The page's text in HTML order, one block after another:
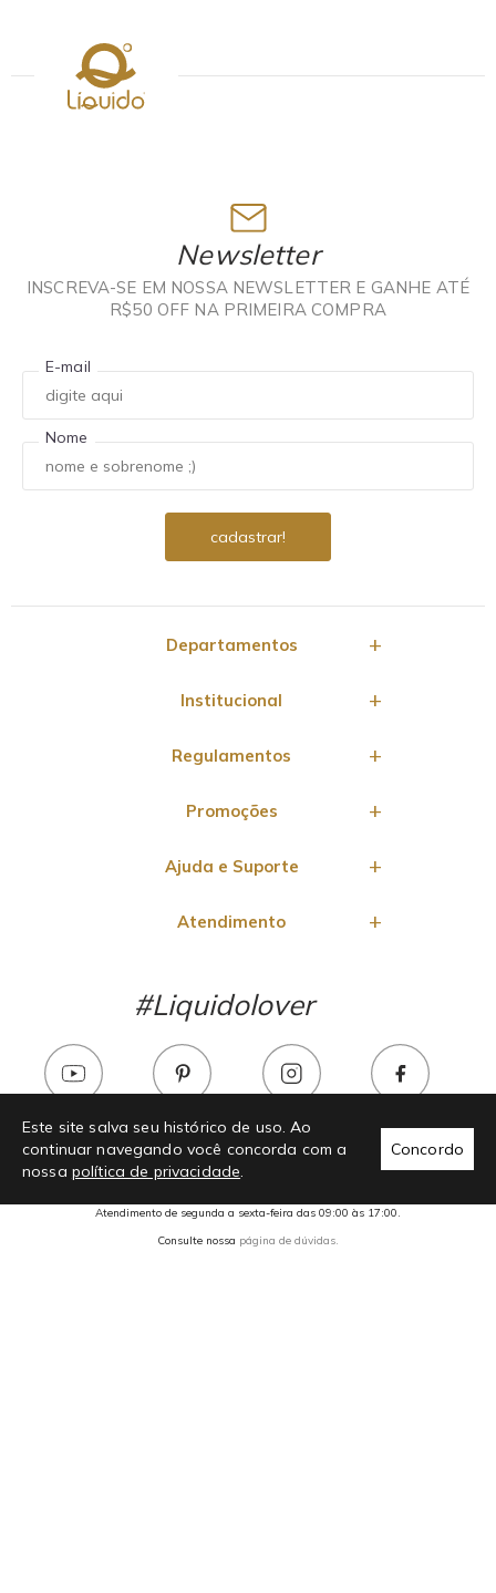
Este site salva seu histórico de uso. Ao
continuar navegando você concorda com a
nossa política de privacidade.
Concordo
Newsletter
INSCREVA-SE EM NOSSA NEWSLETTER E GANHE ATÉ
R$50 OFF NA PRIMEIRA COMPRA
E-mail
Nome
Departamentos
Institucional
Regulamentos
Promoções
Ajuda e Suporte
Atendimento
#Liquidolover
Chama no whats!
Atendimento de segunda a sexta-feira das 09:00 às 17:00.
Consulte nossa página de dúvidas.